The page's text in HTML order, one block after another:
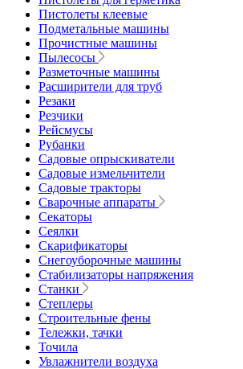
Пистолеты клеевые
Подметальные машины
Прочистные машины
Пылесосы
Разметочные машины
Расширители для труб
Резаки
Резчики
Рейсмусы
Рубанки
Садовые опрыскиватели
Садовые измельчители
Садовые тракторы
Сварочные аппараты
Секаторы
Сеялки
Скарификаторы
Снегоуборочные машины
Стабилизаторы напряжения
Станки
Степлеры
Строительные фены
Тележки, тачки
Точила
Увлажнители воздуха